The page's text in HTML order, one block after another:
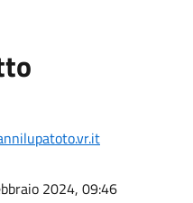
2024, 09:46